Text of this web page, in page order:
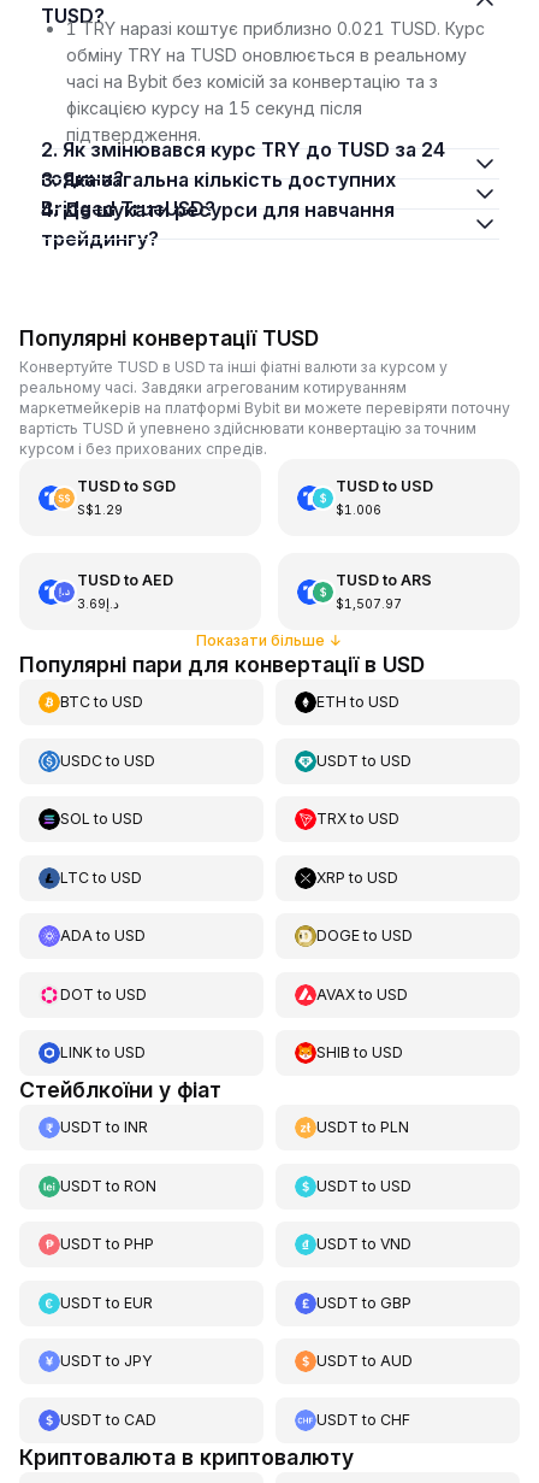
TUSD?
1 TRY наразі коштує приблизно 0.021 TUSD. Курс
обміну TRY на TUSD оновлюється в реальному
часі на Bybit без комісій за конвертацію та з
фіксацією курсу на 15 секунд після
підтвердження.
2. Як змінювався курс TRY до TUSD за 24
години?
3. Яка загальна кількість доступних
Bridged TrueUSD?
4. Де шукати ресурси для навчання
трейдингу?
Популярні конвертації TUSD
Конвертуйте TUSD в USD та інші фіатні валюти за курсом у
реальному часі. Завдяки агрегованим котируванням
маркетмейкерів на платформі Bybit ви можете перевіряти поточну
вартість TUSD й упевнено здійснювати конвертацію за точним
курсом і без прихованих спредів.
TUSDto SGD
S$1.29
TUSDto USD
$1.006
TUSDto AED
د.إ3.69
TUSDto ARS
$1,507.97
Показати більше ↓
Популярні пари для конвертації в USD
BTCto USD ETH toUSD
USDCto USD USDT toUSD
SOL to USD TRXtoUSD
LTCto USD XRP toUSD
ADAto USD DOGEtoUSD
DOT to USD AVAXtoUSD
LINKto USD SHIB toUSD
Стейблкоїни у фіат
USDT to INR USDT toPLN
USDT to RON USDT toUSD
USDT to PHP USDT toVND
USDT to EUR USDT toGBP
USDT to JPY USDT toAUD
USDT to CAD USDT toCHF
Криптовалюта в криптовалюту